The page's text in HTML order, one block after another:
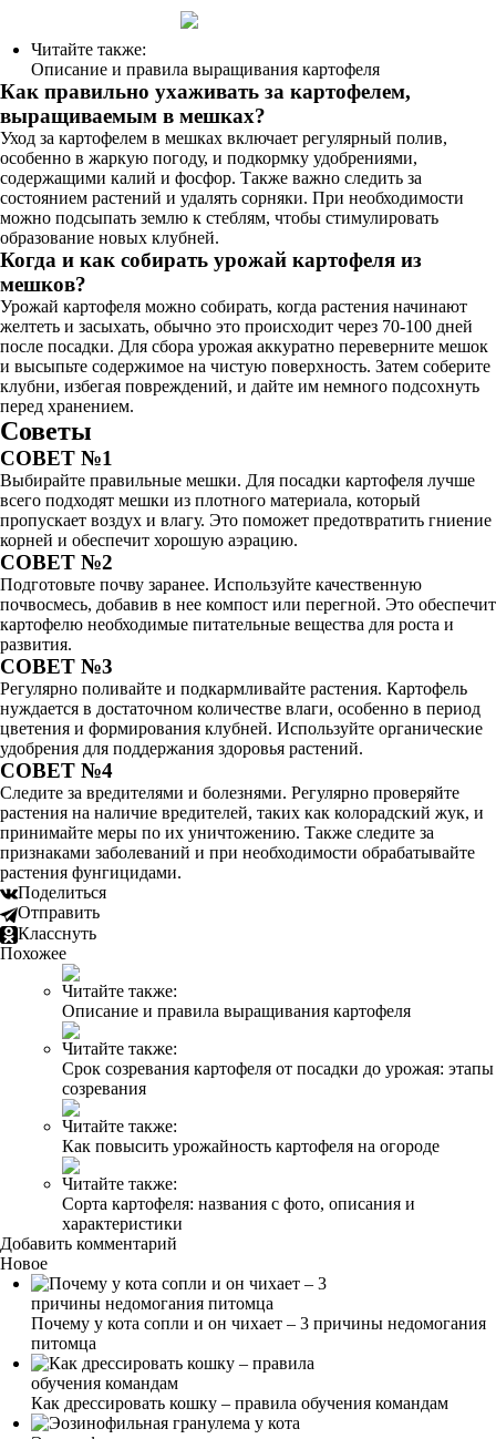
Читайте также:
Описание и правила выращивания картофеля
Как правильно ухаживать за картофелем,
выращиваемым в мешках?
Уход за картофелем в мешках включает регулярный полив,
особенно в жаркую погоду, и подкормку удобрениями,
содержащими калий и фосфор. Также важно следить за
состоянием растений и удалять сорняки. При необходимости
можно подсыпать землю к стеблям, чтобы стимулировать
образование новых клубней.
Когда и как собирать урожай картофеля из
мешков?
Урожай картофеля можно собирать, когда растения начинают
желтеть и засыхать, обычно это происходит через 70-100 дней
после посадки. Для сбора урожая аккуратно переверните мешок
и высыпьте содержимое на чистую поверхность. Затем соберите
клубни, избегая повреждений, и дайте им немного подсохнуть
перед хранением.
Советы
СОВЕТ №1
Выбирайте правильные мешки. Для посадки картофеля лучше
всего подходят мешки из плотного материала, который
пропускает воздух и влагу. Это поможет предотвратить гниение
корней и обеспечит хорошую аэрацию.
СОВЕТ №2
Подготовьте почву заранее. Используйте качественную
почвосмесь, добавив в нее компост или перегной. Это обеспечит
картофелю необходимые питательные вещества для роста и
развития.
СОВЕТ №3
Регулярно поливайте и подкармливайте растения. Картофель
нуждается в достаточном количестве влаги, особенно в период
цветения и формирования клубней. Используйте органические
удобрения для поддержания здоровья растений.
СОВЕТ №4
Следите за вредителями и болезнями. Регулярно проверяйте
растения на наличие вредителей, таких как колорадский жук, и
принимайте меры по их уничтожению. Также следите за
признаками заболеваний и при необходимости обрабатывайте
растения фунгицидами.
Поделиться
Отправить
Класснуть
Похожее
Читайте также:
Описание и правила выращивания картофеля
Читайте также:
Срок созревания картофеля от посадки до урожая: этапы
созревания
Читайте также:
Как повысить урожайность картофеля на огороде
Читайте также:
Сорта картофеля: названия с фото, описания и
характеристики
Добавить комментарий
Новое
Почему у кота сопли и он чихает – 3 причины недомогания
питомца
Как дрессировать кошку – правила обучения командам